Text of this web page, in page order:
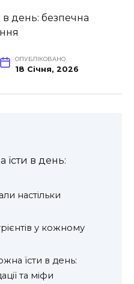
ОПУБЛІКОВАНО
18 Січня, 2026
їсти в день:
настільки
у кожному
їсти в день:
та міфи